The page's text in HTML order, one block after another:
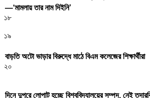
—‘মামলায় তার নাম দিইনি’
১৮
১৯
বাড়তি অটো ভাড়ার বিরুদ্ধে মাঠে বিএম কলেজের শিক্ষার্থীরা
২০
দিনে দুপুরে লোপাট হচ্ছে বিশ্ববিদ্যালয়ের সম্পদ, নেই